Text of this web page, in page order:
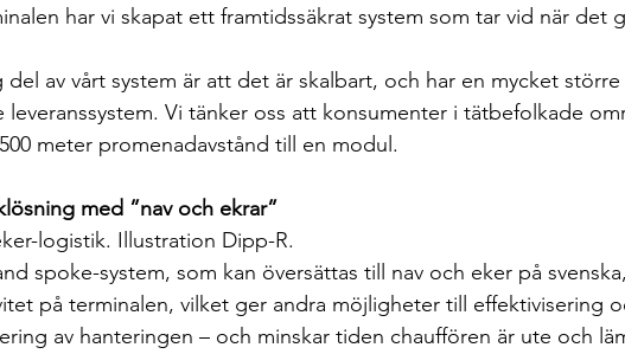
har vi skapat ett framtidssäkrat system som tar vid när det
del av vårt system är att det är skalbart, och har en mycket
leveranssystem. Vi tänker oss att konsumenter i tätbefolkade
meter promenadavstånd till en modul.
med ”nav och ekrar”
logistik. Illustration Dipp-R.
spoke-system, som kan översättas till nav och eker på
på terminalen, vilket ger andra möjligheter till effektivisering
av hanteringen – och minskar tiden chauffören är ute och